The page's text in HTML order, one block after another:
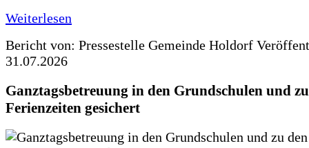
Weiterlesen
Bericht von: Pressestelle Gemeinde Holdorf
31.07.2026
Ganztagsbetreuung in den Grundschulen und
Ferienzeiten gesichert